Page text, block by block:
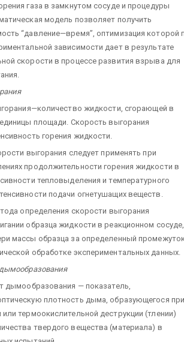
газа в замкнутом сосуде и процедуры
модель позволяет получить
“давление—время”, оптимизация которой
зависимости дает в результате
скорости в процессе развития взрыва для
жидкости, сгорающей в
площади. Скорость выгорания
горения жидкости.
выгорания следует применять при
продолжительности горения жидкости в
тепловыделения и температурного
подачи огнетушащих веществ.
определения скорости выгорания
образца жидкости в реакционном сосуде,
массы образца за определенный
обработке экспериментальных данных.
дымообразования — показатель,
плотность дыма, образующегося
термоокислительной деструкции (тлении)
твердого вещества (материала) в